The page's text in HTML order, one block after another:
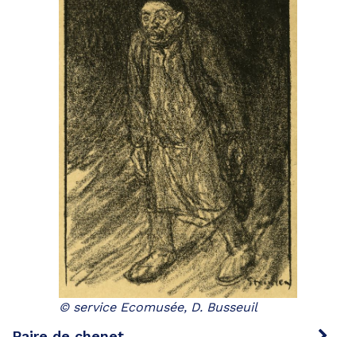
© service Ecomusée, D. Busseuil